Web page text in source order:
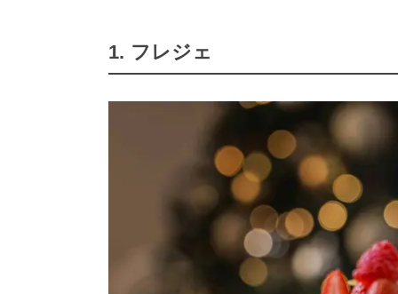
1. フレジェ